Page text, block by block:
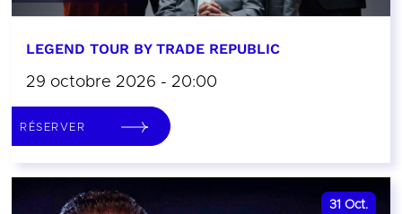
LEGEND TOUR BY TRADE REPUBLIC
29 octobre 2026 - 20:00
RÉSERVER
31 Oct.